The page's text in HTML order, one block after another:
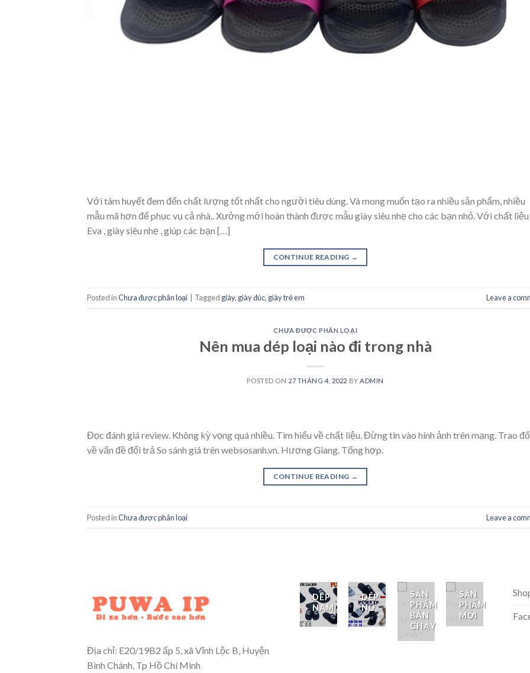
Với tâm huyết đem đến chất lượng tốt nhất cho người tiêu dùng. Và mong muốn tạo ra nhiều sản phẩm, nhiều
mẫu mã hơn để phục vụ cả nhà.. Xưởng mới hoàn thành được mẫu giày siêu nhẹ cho các bạn nhỏ. Với chất liệu
Eva , giày siêu nhẹ , giúp các bạn […]
CONTINUE READING →
Posted inChưa được phân loại Tagged giày, giày đúc, giày trẻ em Leave a
CHƯA ĐƯỢC PHÂN LOẠI
Nên mua dép loại nào đi trong nhà
POSTED ON 27 THÁNG 4, 2022 BYADMIN
Đọc đánh giá review. Không kỳ vọng quá nhiều. Tìm hiểu về chất liệu. Đừng tin vào hính ảnh trên mạng. Trao
về vấn đề đổi trả So sánh giá trên websosanh.vn. Hương Giang. Tổng hợp.
CONTINUE READING →
Posted inChưa được phân loại Leave a
Địa chỉ: E20/19B2 ấp 5, xã Vĩnh Lộc B, Huyện
Bình Chánh, Tp Hồ Chí Minh
DÉP
NAM
DÉP
NỮ
SẢN
PHẨM
BÁN
CHẠY
SẢN
PHẨM
MỚI